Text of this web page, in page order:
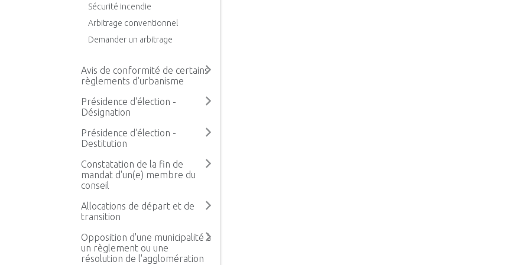
Sécurité incendie
Arbitrage conventionnel
Demander un arbitrage
Avis de conformité de certains
règlements d'urbanisme
Présidence d'élection -
Désignation
Présidence d'élection -
Destitution
Constatation de la fin de
mandat d'un(e) membre du
conseil
Allocations de départ et de
transition
Opposition d'une municipalité à
un règlement ou une
résolution de l'agglomération